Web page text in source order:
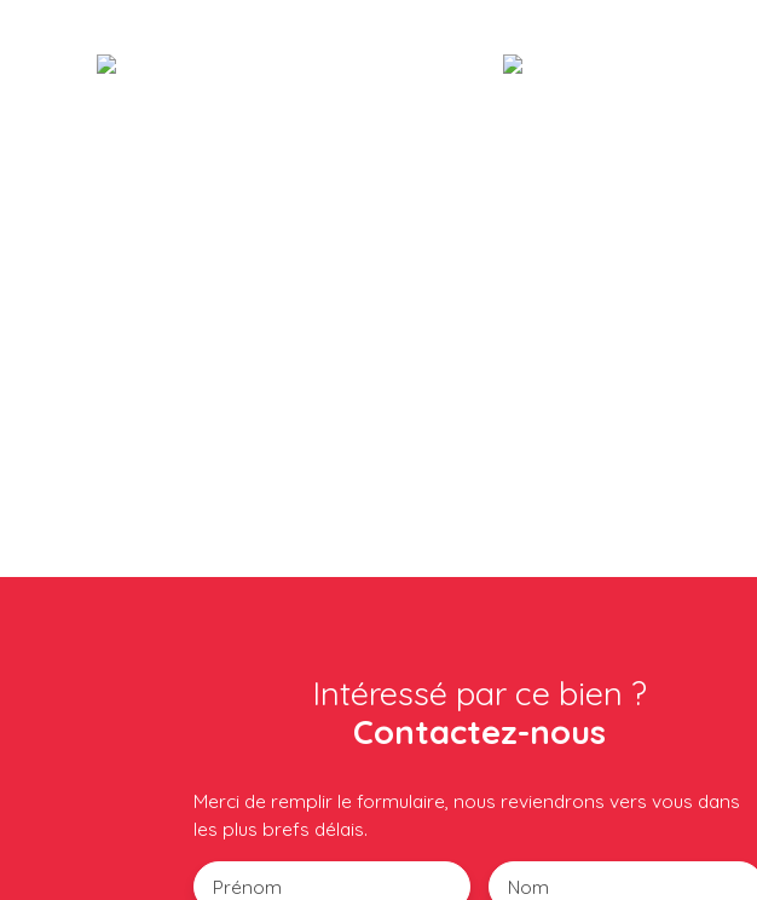
Intéressé par ce bien ?
Contactez-nous
Merci de remplir le formulaire, nous reviendrons vers vous dans
les plus brefs délais.
Prénom Nom